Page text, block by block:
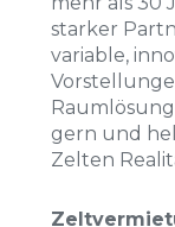
starker
variable,
gern und
Zelten